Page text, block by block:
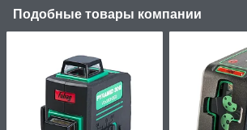
Подобные товары компании